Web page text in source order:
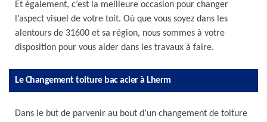
Et également, c’est la meilleure occasion pour changer
l’aspect visuel de votre toit. Où que vous soyez dans les
alentours de 31600 et sa région, nous sommes à votre
disposition pour vous aider dans les travaux à faire.
Le Changement toiture bac acier à Lherm
Dans le but de parvenir au bout d’un changement de toiture